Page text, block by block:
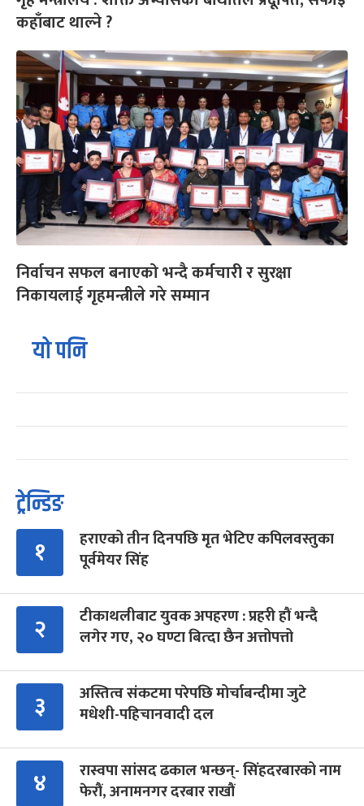
कहाँबाट थाल्ने ?
निर्वाचन सफल बनाएको भन्दै कर्मचारी र सुरक्षा
निकायलाई गृहमन्त्रीले गरे सम्मान
यो पनि
ट्रेन्डिङ
१
हराएको तीन दिनपछि मृत भेटिए कपिलवस्तुका
पूर्वमेयर सिंह
२
टीकाथलीबाट युवक अपहरण : प्रहरी हौं भन्दै
लगेर गए, २० घण्टा बित्दा छैन अत्तोपत्तो
३
अस्तित्व संकटमा परेपछि मोर्चाबन्दीमा जुटे
मधेशी-पहिचानवादी दल
४
रास्वपा सांसद ढकाल भन्छन्- सिंहदरबारको नाम
फेरौं, अनामनगर दरबार राखौं